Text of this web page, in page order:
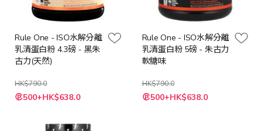
Rule One - ISO水解分離
乳清蛋白粉 4.3磅 - 黑朱
古力(天然)
HK$790.0
特
殊 500+HK$638.0
Rule One - ISO水解分離
乳清蛋白粉 5磅 - 朱古力
軟糖味
HK$790.0
特
殊 500+HK$638.0